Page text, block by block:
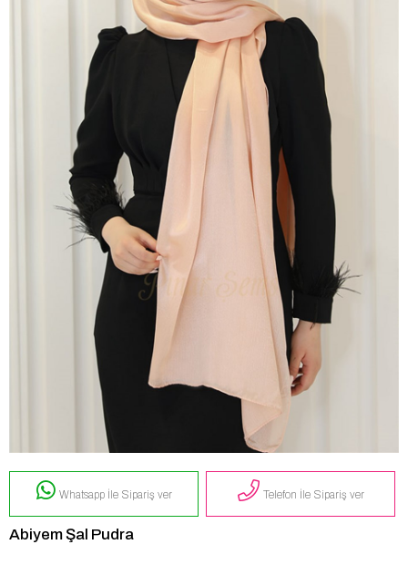
Whatsapp İle Sipariş ver Telefon İle Sipariş ver
Abiyem Şal Pudra